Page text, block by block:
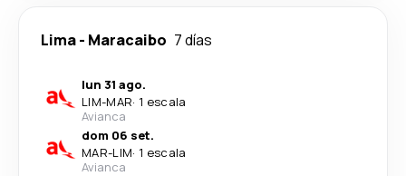
Lima- Maracaibo 7 días
lun 31 ago.
LIM-MAR· 1 escala
Avianca
dom 06 set.
MAR-LIM· 1 escala
Avianca